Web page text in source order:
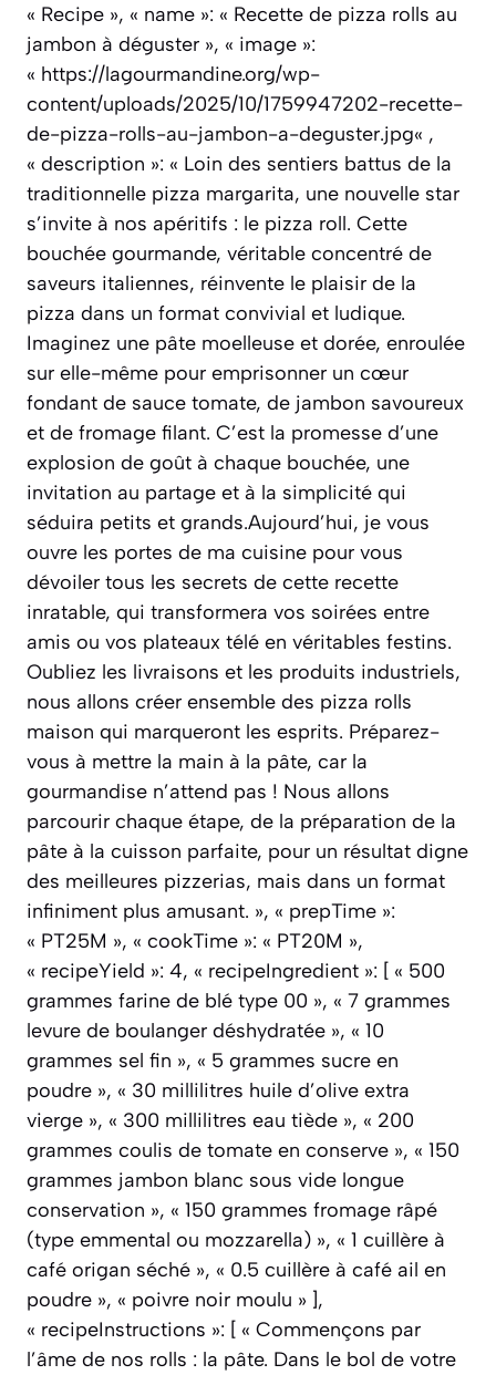
« Recipe », « name »: « Recette de pizza rolls au
jambon à déguster », « image »:
« https://lagourmandine.org/wp-
content/uploads/2025/10/1759947202-recette-
de-pizza-rolls-au-jambon-a-deguster.jpg« ,
« description »: « Loin des sentiers battus de la
traditionnelle pizza margarita, une nouvelle star
s’invite à nos apéritifs : le pizza roll. Cette
bouchée gourmande, véritable concentré de
saveurs italiennes, réinvente le plaisir de la
pizza dans un format convivial et ludique.
Imaginez une pâte moelleuse et dorée, enroulée
sur elle-même pour emprisonner un cœur
fondant de sauce tomate, de jambon savoureux
et de fromage filant. C’est la promesse d’une
explosion de goût à chaque bouchée, une
invitation au partage et à la simplicité qui
séduira petits et grands.Aujourd’hui, je vous
ouvre les portes de ma cuisine pour vous
dévoiler tous les secrets de cette recette
inratable, qui transformera vos soirées entre
amis ou vos plateaux télé en véritables festins.
Oubliez les livraisons et les produits industriels,
nous allons créer ensemble des pizza rolls
maison qui marqueront les esprits. Préparez-
vous à mettre la main à la pâte, car la
gourmandise n’attend pas ! Nous allons
parcourir chaque étape, de la préparation de la
pâte à la cuisson parfaite, pour un résultat digne
des meilleures pizzerias, mais dans un format
infiniment plus amusant. », « prepTime »:
« PT25M », « cookTime »: « PT20M »,
« recipeYield »: 4, « recipeIngredient »: [ « 500
grammes farine de blé type 00 », « 7 grammes
levure de boulanger déshydratée », « 10
grammes sel fin », « 5 grammes sucre en
poudre », « 30 millilitres huile d’olive extra
vierge », « 300 millilitres eau tiède », « 200
grammes coulis de tomate en conserve », « 150
grammes jambon blanc sous vide longue
conservation », « 150 grammes fromage râpé
(type emmental ou mozzarella) », « 1 cuillère à
café origan séché », « 0.5 cuillère à café ail en
poudre », « poivre noir moulu » ],
« recipeInstructions »: [ « Commençons par
l’âme de nos rolls : la pâte. Dans le bol de votre